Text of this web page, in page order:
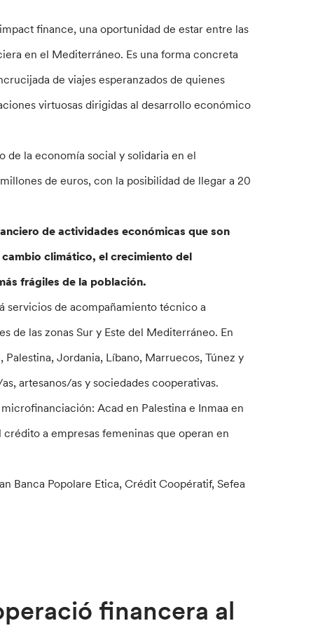
finance, una oportunidad de estar entre las
en el Mediterráneo. Es una forma concreta
de viajes esperanzados de quienes
virtuosas dirigidas al desarrollo económico
de la economía social y solidaria en el
de euros, con la posibilidad de llegar a 20
de actividades económicas que son
climático, el crecimiento del
frágiles de la población.
servicios de acompañamiento técnico a
de las zonas Sur y Este del Mediterráneo. En
Jordania, Líbano, Marruecos, Túnez y
artesanos/as y sociedades cooperativas.
Acad en Palestina e Inmaa en
a empresas femeninas que operan en
Banca Popolare Etica, Crédit Coopératif, Sefea
financera al